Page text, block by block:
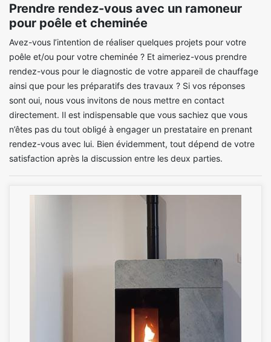
Prendre rendez-vous avec un ramoneur
pour poêle et cheminée
Avez-vous l’intention de réaliser quelques projets pour votre
poêle et/ou pour votre cheminée ? Et aimeriez-vous prendre
rendez-vous pour le diagnostic de votre appareil de chauffage
ainsi que pour les préparatifs des travaux ? Si vos réponses
sont oui, nous vous invitons de nous mettre en contact
directement. Il est indispensable que vous sachiez que vous
n’êtes pas du tout obligé à engager un prestataire en prenant
rendez-vous avec lui. Bien évidemment, tout dépend de votre
satisfaction après la discussion entre les deux parties.